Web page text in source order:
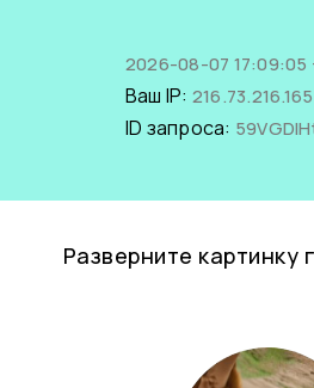
2026-08-07 17:09:05
Ваш IP: 216.73.216.165
ID запроса:
Разверните картинку